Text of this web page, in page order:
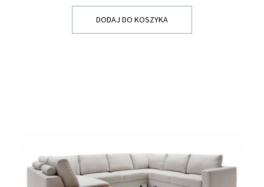
DODAJ DO KOSZYKA